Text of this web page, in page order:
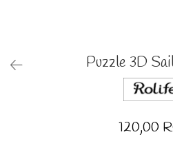
Puzzle 3D
120,00